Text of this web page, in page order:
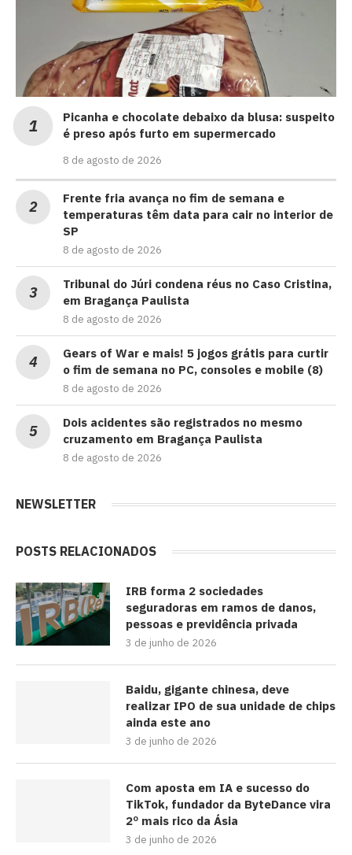
Picanha e chocolate debaixo da blusa: suspeito
é preso após furto em supermercado
8 de agosto de 2026
Frente fria avança no fim de semana e
temperaturas têm data para cair no interior de
SP
8 de agosto de 2026
Tribunal do Júri condena réus no Caso Cristina,
em Bragança Paulista
8 de agosto de 2026
Gears of War e mais! 5 jogos grátis para curtir
o fim de semana no PC, consoles e mobile (8)
8 de agosto de 2026
Dois acidentes são registrados no mesmo
cruzamento em Bragança Paulista
8 de agosto de 2026
NEWSLETTER
POSTS RELACIONADOS
IRB forma 2 sociedades
seguradoras em ramos de danos,
pessoas e previdência privada
3 de junho de 2026
Baidu, gigante chinesa, deve
realizar IPO de sua unidade de chips
ainda este ano
3 de junho de 2026
Com aposta em IA e sucesso do
TikTok, fundador da ByteDance vira
2º mais rico da Ásia
3 de junho de 2026